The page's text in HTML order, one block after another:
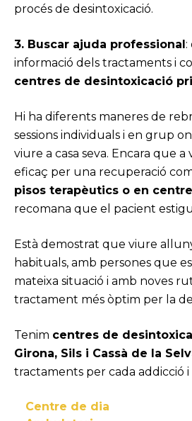
procés de desintoxicació.
3. Buscar ajuda professional:
informació dels tractaments i
centres de desintoxicació
Hi ha diferents maneres de
sessions individuals i en grup
viure a casa seva. Encara que a
eficaç per una recuperació
pisos terapèutics o en
recomana que el pacient
Està demostrat que viure
habituals, amb persones que
mateixa situació i amb noves
tractament més òptim per la
Tenim centres de
Girona, Sils i Cassà de la
tractaments per cada addicció i
Centre de dia